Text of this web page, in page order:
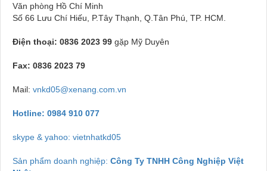
Văn phòng Hồ Chí Minh
Số 66 Lưu Chí Hiếu, P.Tây Thạnh, Q.Tân Phú, TP. HCM.
Điện thoại: 0836 2023 99 gặp Mỹ Duyên
Fax: 0836 2023 79
Mail: vnkd05@xenang.com.vn
Hotline: 0984 910 077
skype & yahoo: vietnhatkd05
Sản phẩm doanh nghiệp: Công Ty TNHH Công Nghiệp Việt